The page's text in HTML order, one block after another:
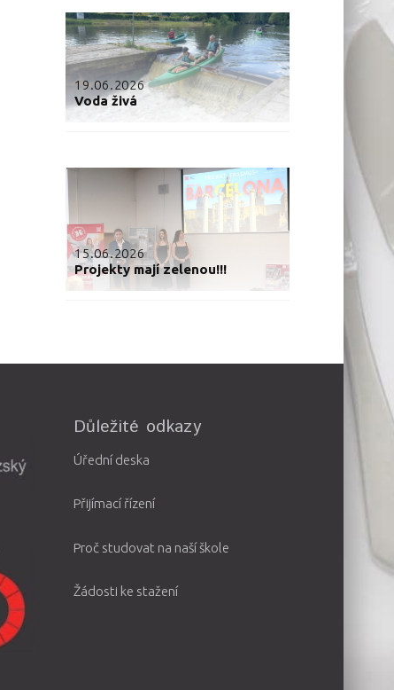
19.06.2026
Voda živá
15.06.2026
Projekty mají zelenou!!!
Důležité odkazy
Úřední deska
Přijímací řízení
Proč studovat na naší škole
Žádosti ke stažení